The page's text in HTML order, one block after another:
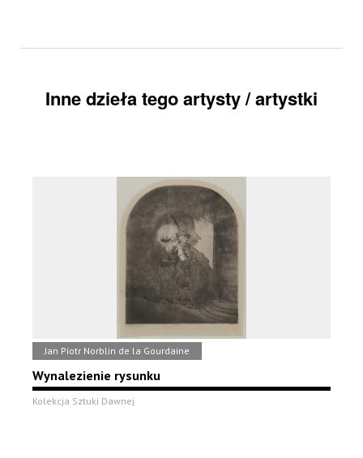
Inne dzieła tego artysty / artystki
Jan Piotr Norblin de la Gourdaine
Wynalezienie rysunku
Kolekcja Sztuki Dawnej